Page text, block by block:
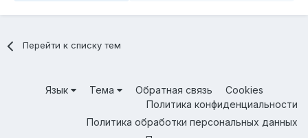
Перейти к списку тем
Язык Тема Обратная связь
Cookies
Политика конфиденциальности
Политика обработки персональных данных